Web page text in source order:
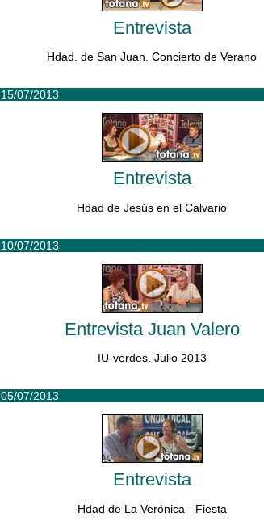
Entrevista
Hdad. de San Juan. Concierto de Verano
15/07/2013
Entrevista
Hdad de Jesús en el Calvario
10/07/2013
Entrevista Juan Valero
IU-verdes. Julio 2013
05/07/2013
Entrevista
Hdad de La Verónica - Fiesta